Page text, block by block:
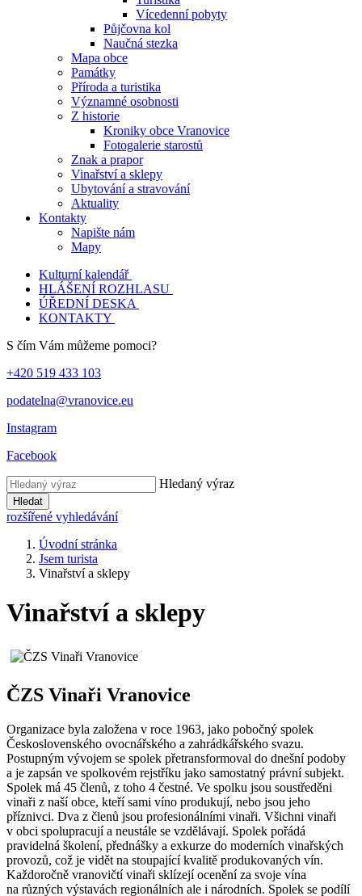
Vícedenní pobyty
Půjčovna kol
Naučná stezka
Mapa obce
Památky
Příroda a turistika
Významné osobnosti
Z historie
Kroniky obce Vranovice
Fotogalerie starostů
Znak a prapor
Vinařství a sklepy
Ubytování a stravování
Aktuality
Kontakty
Napište nám
Mapy
Kulturní kalendář
HLÁŠENÍ ROZHLASU
ÚŘEDNÍ DESKA
KONTAKTY
S čím Vám můžeme pomoci?
+420 519 433 103
podatelna@vranovice.eu
Instagram
Facebook
Hledaný výraz
Hledat
rozšířené vyhledávání
Úvodní stránka
Jsem turista
Vinařství a sklepy
Vinařství a sklepy
ČZS Vinaři Vranovice
Organizace byla založena v roce 1963, jako pobočný spolek
Československého ovocnářského a zahrádkářského svazu.
Postupným vývojem se spolek přetransformoval do dnešní podoby
a je zapsán ve spolkovém rejstříku jako samostatný právní subjekt.
Spolek má 45 členů, z toho 4 čestné. Ve spolku jsou soustředěni
vinaři z naší obce, kteří sami víno produkují, nebo jsou jeho
příznivci. Dva z členů jsou profesionálními vinaři. Všichni vinaři
v obci spolupracují a neustále se vzdělávají. Spolek pořádá
pravidelná školení, přednášky a exkurze do moderních vinařských
provozů, což je vidět na stoupající kvalitě produkovaných vín.
Každoročně vranovičtí vinaři sklízejí ocenění za svoje vína
na různých výstavách regionálních ale i národních. Spolek se podílí